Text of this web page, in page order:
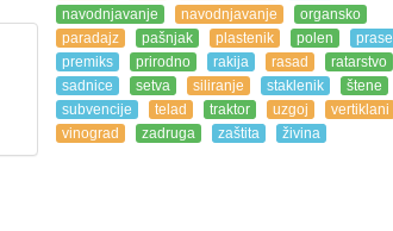
navodnjavanje
navodnjavanje
organsko
paradajz
pašnjak plastenik polen
prase
premiks
prirodno rakija rasad
ratarstvo
sadnice
setva siliranje staklenik
štene
subvencije
telad traktor uzgoj
vertiklani
vinograd
zadruga zaštita živina